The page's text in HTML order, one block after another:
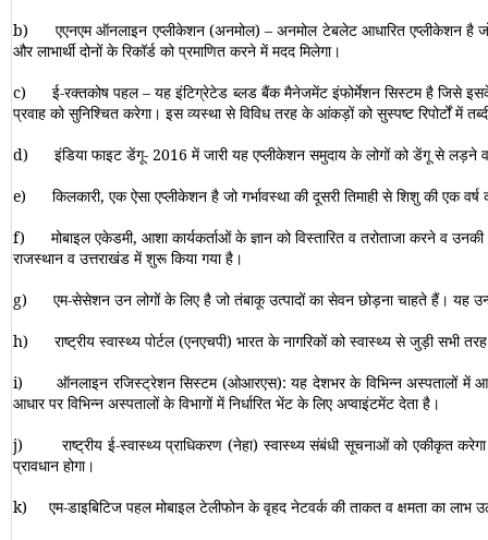
b)एएनएम ऑनलाइन एप्लीकेशन (अनमोल) – अनमोल टेबलेट आधारित एप्लीकेशन है
और लाभार्थी दोनों के रिकॉर्ड को प्रमाणित करने में मदद मिलेगा।
c)ई-रक्तकोष पहल–यह इंटिग्रेटेड ब्लड बैंक मैनेजमेंट इंफोर्मेशन सिस्टम है जिसे
प्रवाह को सुनिश्चित करेगा। इस व्यस्था से विविध तरह के आंकड़ों को सुस्पष्ट रिपोर्टों में
d) इंडिया फाइट डेंगू- 2016 में जारी यह एप्लीकेशन समुदाय के लोगों को डेंगू से लड़ने
e) किलकारी, एक ऐसा एप्लीकेशन है जो गर्भावस्था की दूसरी तिमाही से शिशु की
f) मोबाइल एकेडमी, आशा कार्यकर्ताओं के ज्ञान को विस्तारित व तरोताजा करने व
राजस्थान व उत्तराखंड में शुरू किया गया है।
g) एम-सेसेशन उन लोगों के लिए है जो तंबाकू उत्पादों का सेवन छोड़ना चाहते हैं। यह
h) राष्ट्रीय स्वास्थ्य पोर्टल (एनएचपी) भारत के नागरिकों को स्वास्थ्य से जुड़ी
i)ऑनलाइन रजिस्ट्रेशन सिस्टम (ओआरएस):यह देशभर के विभिन्न अस्पतालों में
आधार पर विभिन्न अस्पतालों के विभागों में निर्धारित भेंट के लिए अप्वाइंटमेंट देता है।
j)राष्ट्रीय ई-स्वास्थ्य प्राधिकरण (नेहा) स्वास्थ्य संबंधी सूचनाओं को एकीकृत
प्रावधान होगा।
k) एम-डाइबिटिज पहल मोबाइल टेलीफोन के वृहद नेटवर्क की ताकत व क्षमता का